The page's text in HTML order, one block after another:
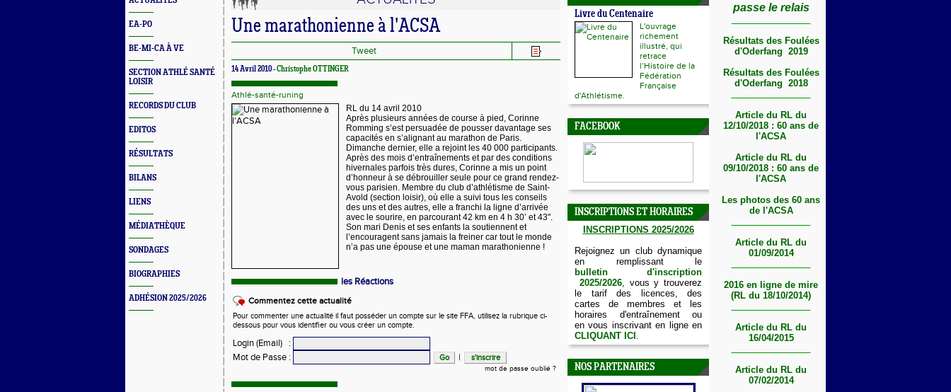
EA-PO
BE-MI-CA À VE
SECTION ATHLÉ SANTÉ
LOISIR
RECORDS DU CLUB
EDITOS
RÉSULTATS
BILANS
LIENS
MÉDIATHÈQUE
SONDAGES
BIOGRAPHIES
ADHÉSION 2025/2026
Une marathonienne à l'ACSA
Tweet
14 Avril 2010 -Christophe OTTINGER
Athlé-santé-runing
RL du 14 avril 2010
Après plusieurs années de course à pied, Corinne
Romming s’est persuadée de pousser davantage ses
capacités en s’alignant au marathon de Paris.
Dimanche dernier, elle a rejoint les 40 000 participants.
Après des mois d’entraînements et par des conditions
hivernales parfois très dures, Corinne a mis un point
d’honneur à se débrouiller seule pour ce grand rendez-
vous parisien. Membre du club d’athlétisme de Saint-
Avold (section loisir), où elle a suivi tous les conseils
des uns et des autres, elle a franchi la ligne d’arrivée
avec le sourire, en parcourant 42 km en 4 h 30’ et 43".
Son mari Denis et ses enfants la soutiennent et
l’encouragent sans jamais la freiner car tout le monde
n’a pas une épouse et une maman marathonienne !
les Réactions
Commentez cette actualité
Pour commenter une actualité il faut posséder un compte sur le site FFA, utilisez la rubrique ci-
dessous pour vous identifier ou vous créer un compte.
Login (Email)
:
Mot de Passe : |
mot de passe oublié ?
Livre du Centenaire
L'ouvrage
richement
illustré, qui
retrace
l’Histoire de la
Fédération
Française
d'Athlétisme.
FACEBOOK
INSCRIPTIONS ET HORAIRES
INSCRIPTIONS 2025/2026
Rejoignez un club dynamique
en remplissant le
bulletin d'inscription
2025/2026, vous y trouverez
le tarif des licences, des
cartes de membres et les
horaires d'entraînement ou
en vous inscrivant en ligne en
CLIQUANT ICI .
NOS PARTENAIRES
passe le relais
Résultats des Foulées
d'Oderfang 2019
Résultats des Foulées
d'Oderfang 2018
Article du RL du
12/10/2018 : 60 ans de
l'ACSA
Article du RL du
09/10/2018 : 60 ans de
l'ACSA
Les photos des 60 ans
de l'ACSA
Article du RL du
01/09/2014
2016 en ligne de mire
(RL du 18/10/2014)
Article du RL du
16/04/2015
Article du RL du
07/02/2014